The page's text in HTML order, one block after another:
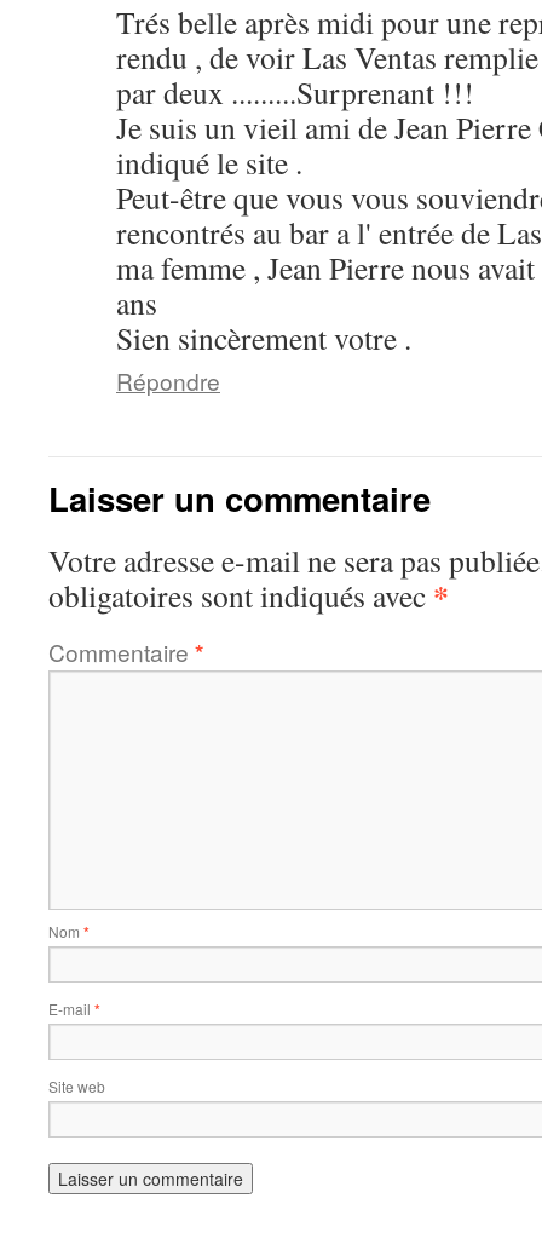
Trés belle après midi pour une
rendu , de voir Las Ventas
par deux .........Surprenant !!!
Je suis un vieil ami de Jean
indiqué le site .
Peut-être que vous vous
rencontrés au bar a l' entrée de
ma femme , Jean Pierre nous
ans
Sien sincèrement votre .
Répondre
Laisser un commentaire
Votre adresse e-mail ne sera pas
obligatoires sont indiqués avec *
Commentaire *
Nom *
E-mail *
Site web